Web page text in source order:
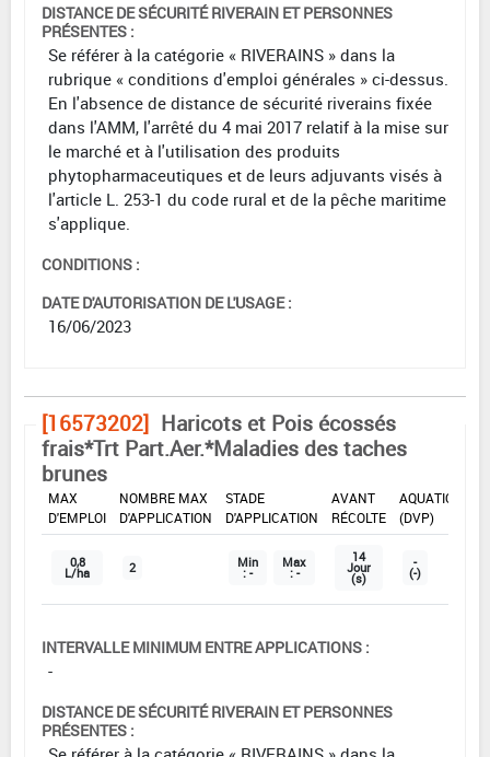
DISTANCE DE SÉCURITÉ RIVERAIN ET PERSONNES
PRÉSENTES :
Se référer à la catégorie « RIVERAINS » dans la
rubrique « conditions d'emploi générales » ci-dessus.
En l'absence de distance de sécurité riverains fixée
dans l'AMM, l'arrêté du 4 mai 2017 relatif à la mise sur
le marché et à l'utilisation des produits
phytopharmaceutiques et de leurs adjuvants visés à
l'article L. 253-1 du code rural et de la pêche maritime
s'applique.
CONDITIONS :
DATE D'AUTORISATION DE L'USAGE :
16/06/2023
[16573202] Haricots et Pois écossés
frais*Trt Part.Aer.*Maladies des taches
brunes
DOSE
MAX
D'EMPLOI
NOMBRE MAX
D'APPLICATION
STADE
D'APPLICATION
AVANT
RÉCOLTE
AQUATIQUE
(DVP)
0,8
L/ha 2 Min
: -
Max
: -
14
Jour
(s)
-
(-)
INTERVALLE MINIMUM ENTRE APPLICATIONS :
-
DISTANCE DE SÉCURITÉ RIVERAIN ET PERSONNES
PRÉSENTES :